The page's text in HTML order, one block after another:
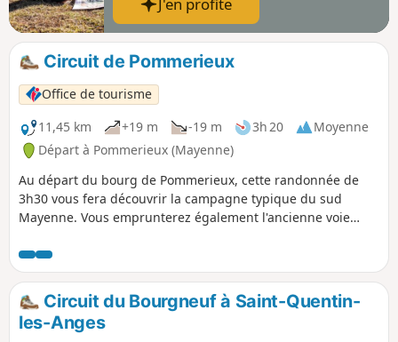
Circuit de Pommerieux
Office de tourisme
11,45 km
+19 m -19 m 3h 20
Moyenne
Départ à Pommerieux (Mayenne)
Au départ du bourg de Pommerieux, cette randonnée de
3h30 vous fera découvrir la campagne typique du sud
Mayenne. Vous emprunterez également l'ancienne voie
Circuit du Bourgneuf à Saint-Quentin-
les-Anges